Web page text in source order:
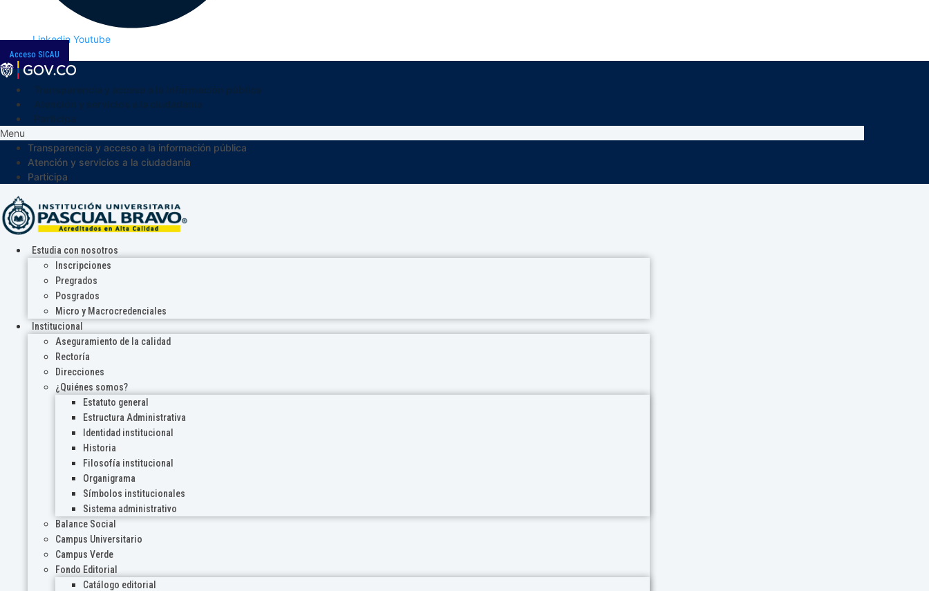
Linkedin Youtube
Acceso SICAU
Menu
Transparencia y acceso a la información pública
Atención y servicios a la ciudadanía
Participa
Estudia con nosotros
Inscripciones
Pregrados
Posgrados
Micro y Macrocredenciales
Institucional
Aseguramiento de la calidad
Rectoría
Direcciones
¿Quiénes somos?
Estatuto general
Estructura Administrativa
Identidad institucional
Historia
Filosofía institucional
Organigrama
Símbolos institucionales
Sistema administrativo
Balance Social
Campus Universitario
Campus Verde
Fondo Editorial
Catálogo editorial